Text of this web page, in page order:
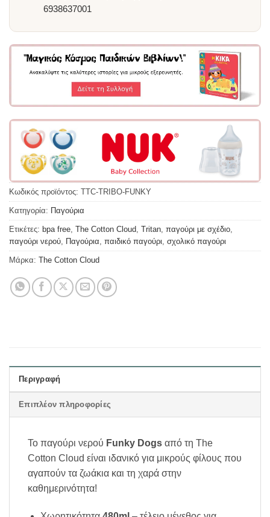
6938637001
Κωδικός προϊόντος: TTC-TRIBO-FUNKY
Κατηγορία: Παγούρια
Ετικέτες: bpa free The Cotton Cloud Tritan παγούρι με σχέδιο
παγούρι νερού
Παγούρια παιδικό παγούρι σχολικό παγούρι
Μάρκα: The Cotton Cloud
Περιγραφή
Επιπλέον πληροφορίες
Το παγούρι νερού Funky Dogs από τη The
Cotton Cloud είναι ιδανικό για μικρούς φίλους που
αγαπούν τα ζωάκια και τη χαρά στην
καθημερινότητα!